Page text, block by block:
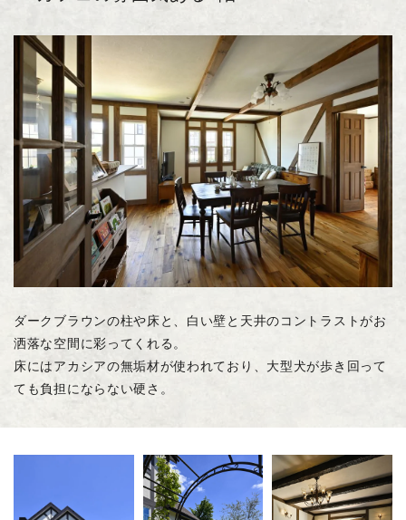
ダークブラウンの柱や床と、白い壁と天井のコントラストがお
洒落な空間に彩ってくれる。
床にはアカシアの無垢材が使われており、大型犬が歩き回って
ても負担にならない硬さ。